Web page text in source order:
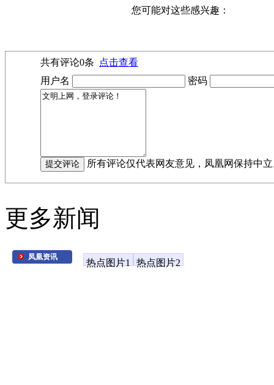
您可能对这些感兴趣：
共有评论0条
点击查看
用户名
密码
所有评论仅代表网友意见，凤凰网保持中
更多新闻
凤凰资讯
热点图片1 热点图片2